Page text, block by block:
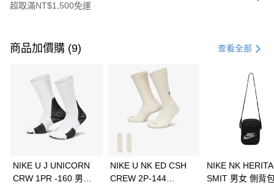
超取滿NT$1,500免運
信用卡一次付款
3 期 0 利率 每期 21家銀行
合作金庫商業銀行
第一商業銀行
華南商業銀行
彰化商業銀行
上海商業儲蓄銀行
Apple Pay
全盈+PAY
商品加價購 (9) 查看全部
NIKE U J UNICORN
CRW 1PR -160 男女
NIKE U NK ED CSH
CREW 2P-144
NIKE NK
SMIT 男女 側背